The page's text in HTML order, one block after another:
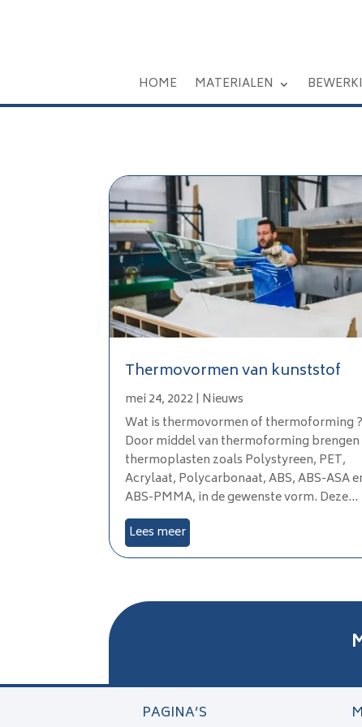
HOME MATERIALEN
Thermovormen van kunststof
mei 24, 2022 | Nieuws
Wat is thermovormen of thermoforming ?
Door middel van thermoforming brengen
thermoplasten zoals Polystyreen, PET,
Acrylaat, Polycarbonaat, ABS, ABS-ASA
ABS-PMMA, in de gewenste vorm. Deze...
Lees meer
PAGINA’S